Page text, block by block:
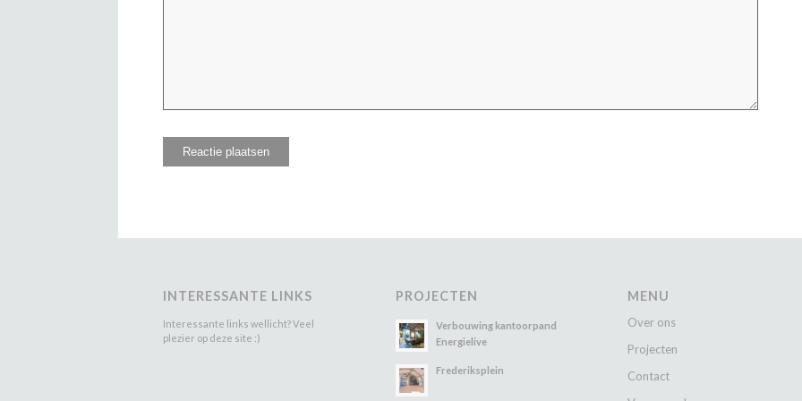
INTERESSANTE LINKS
Interessante links wellicht? Veel
plezier op deze site :)
PROJECTEN
Verbouwing kantoorpand
Energielive
Frederiksplein
MENU
Over ons
Projecten
Contact